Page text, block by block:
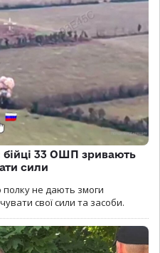
33 ОШП зривають
сили
полку не дають змоги
свої сили та засоби.